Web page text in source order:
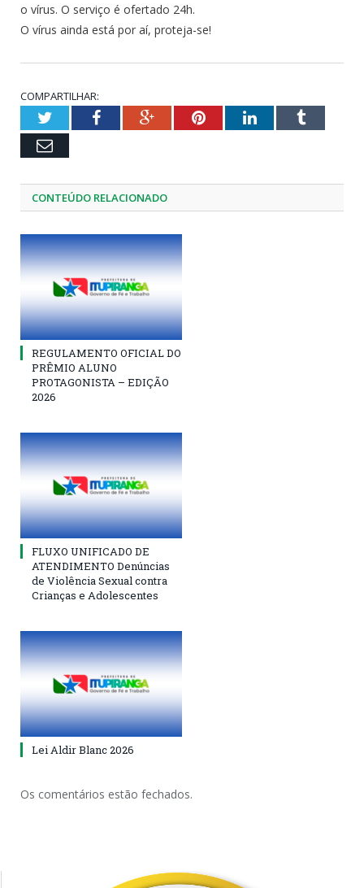
o vírus. O serviço é ofertado 24h.
O vírus ainda está por aí, proteja-se!
COMPARTILHAR:
TwitterFacebookGoogle+PinterestLinkedInTumblr
Email
CONTEÚDO RELACIONADO
REGULAMENTO OFICIAL DO
PRÊMIO ALUNO
PROTAGONISTA – EDIÇÃO
2026
FLUXO UNIFICADO DE
ATENDIMENTO Denúncias
de Violência Sexual contra
Crianças e Adolescentes
Lei Aldir Blanc 2026
Os comentários estão fechados.